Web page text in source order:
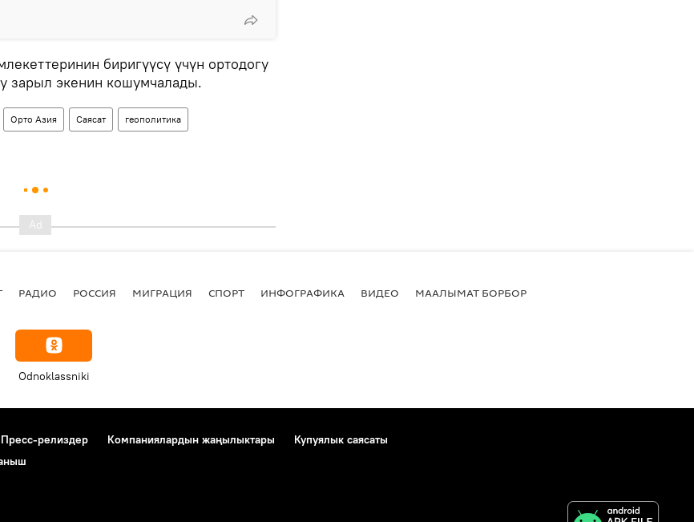
биригүүсү үчүн ортодогу
зарыл экенин кошумчалады.
Орто Азия Саясат геополитика
РАДИО РОССИЯ МИГРАЦИЯ СПОРТ ИНФОГРАФИКА ВИДЕО МААЛЫМАТ БОРБОР
Odnoklassniki
Пресс-релиздер Компаниялардын жаңылыктары
Купуялык саясаты